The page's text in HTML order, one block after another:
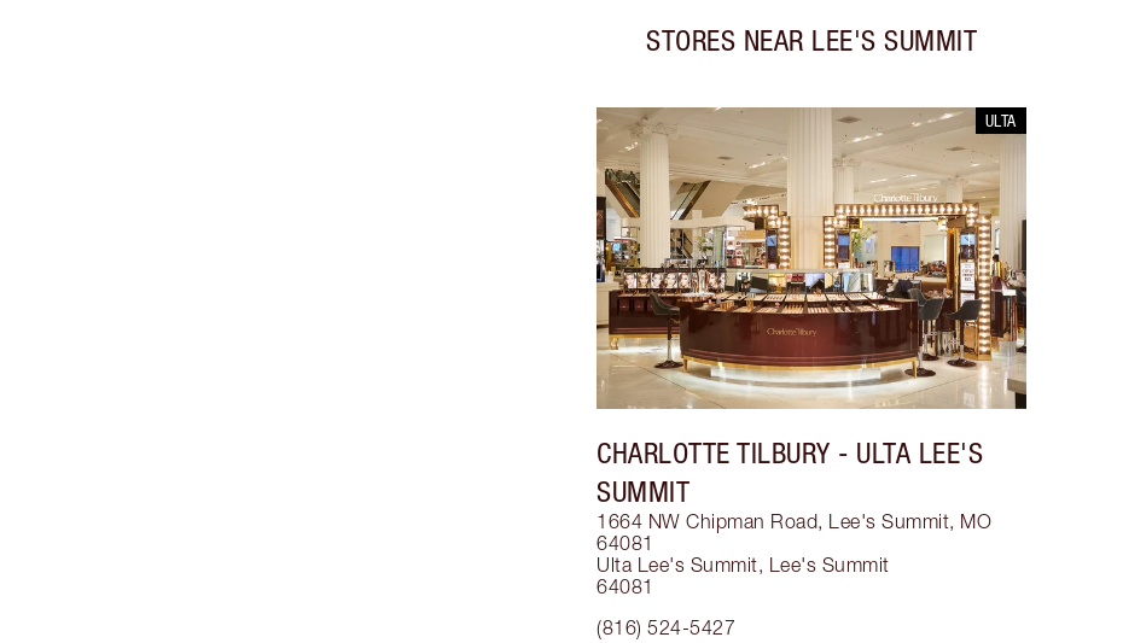
STORES NEAR LEE'S SUMMIT
ULTA
CHARLOTTE TILBURY - ULTA LEE'S
SUMMIT
1664 NW Chipman Road, Lee's Summit, MO
64081
Ulta Lee's Summit, Lee's Summit
64081
(816) 524-5427